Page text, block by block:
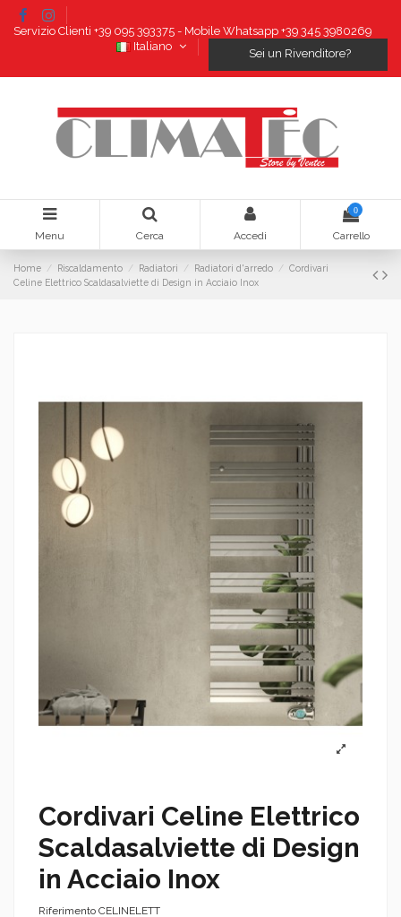
Servizio Clienti +39 095 393375 - Mobile Whatsapp +39 345 3980269
Italiano
Sei un Rivenditore?
Menu Cerca Accedi
0
Carrello
Home Riscaldamento Radiatori Radiatori d'arredo
Cordivari
Celine Elettrico Scaldasalviette di Design in Acciaio Inox
Cordivari Celine Elettrico
Scaldasalviette di Design
in Acciaio Inox
Riferimento CELINELETT